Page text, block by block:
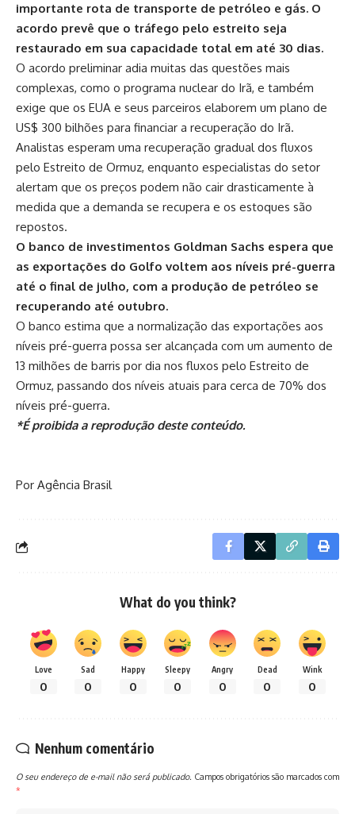
importante rota de transporte de petróleo e gás. O
acordo prevê que o tráfego pelo estreito seja
restaurado em sua capacidade total em até 30 dias.
O acordo preliminar adia muitas das questões mais
complexas, como o programa nuclear do Irã, e também
exige que os EUA e seus parceiros elaborem um plano de
US$ 300 bilhões para financiar a recuperação do Irã.
Analistas esperam uma recuperação gradual dos fluxos
pelo Estreito de Ormuz, enquanto especialistas do setor
alertam que os preços podem não cair drasticamente à
medida que a demanda se recupera e os estoques são
repostos.
O banco de investimentos Goldman Sachs espera que
as exportações do Golfo voltem aos níveis pré-guerra
até o final de julho, com a produção de petróleo se
recuperando até outubro.
O banco estima que a normalização das exportações aos
níveis pré-guerra possa ser alcançada com um aumento de
13 milhões de barris por dia nos fluxos pelo Estreito de
Ormuz, passando dos níveis atuais para cerca de 70% dos
níveis pré-guerra.
*É proibida a reprodução deste conteúdo.
Por Agência Brasil
What do you think?
Love
0
Sad
0
Happy
0
Sleepy
0
Angry
0
Dead
0
Wink
0
Nenhum comentário
O seu endereço de e-mail não será publicado. Campos obrigatórios são marcados com
*